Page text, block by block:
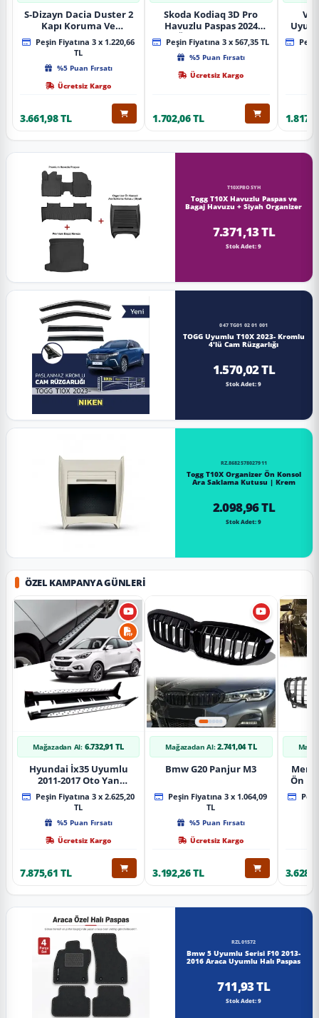
S-Dizayn Dacia Duster 2
Kapı Koruma Ve
Çamurluk Kaplaması
Dodik Seti 2018 Üzeri A+
Kalite
Peşin Fiyatına 3 x 1.220,66
TL
%5 Puan Fırsatı
Ücretsiz Kargo
3.661,98 TL
Skoda Kodiaq 3D Pro
Havuzlu Paspas 2024
Üzeri A+ Kalite
Peşin Fiyatına 3 x 567,35 TL
%5 Puan Fırsatı
Ücretsiz Kargo
1.702,06 TL
Yan
T10XPBOSYH
Togg T10X Havuzlu Paspas ve
Bagaj Havuzu + Siyah Organizer
7.371,13 TL
Stok Adet: 9
047 TG01 02 01 001
TOGG Uyumlu T10X 2023- Kromlu
4'lü Cam Rüzgarlığı
1.570,02 TL
Stok Adet: 9
RZ.8682578027911
Togg T10X Organizer Ön Konsol
Ara Saklama Kutusu | Krem
2.098,96 TL
Stok Adet: 9
ÖZEL KAMPANYA GÜNLERI
Mağazadan Al: 6.732,91 TL
Hyundai İx35 Uyumlu
2011-2017 Oto Yan
Basamak Koruma Side
Step Bmw Style
Peşin Fiyatına 3 x 2.625,20
TL
%5 Puan Fırsatı
Ücretsiz Kargo
7.875,61 TL
Mağazadan Al: 2.741,04 TL
Bmw G20 Panjur M3
Peşin Fiyatına 3 x 1.064,09
TL
%5 Puan Fırsatı
Ücretsiz Kargo
3.192,26 TL
Ön
RZL01572
Bmw 5 Uyumlu Serisi F10 2013-
2016 Araca Uyumlu Halı Paspas
711,93 TL
Stok Adet: 9